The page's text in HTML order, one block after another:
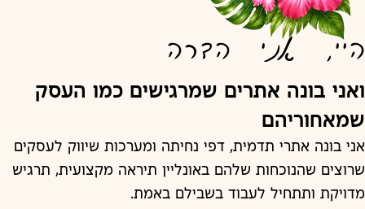
היי, אני הדרה
ואני בונה אתרים שמרגישים כמו העסק
שמאחוריהם
אני בונה אתרי תדמית, דפי נחיתה ומערכות שיווק לעסקים
שרוצים שהנוכחות שלהם באונליין תיראה מקצועית, תרגיש
מדויקת ותתחיל לעבוד בשבילם באמת.